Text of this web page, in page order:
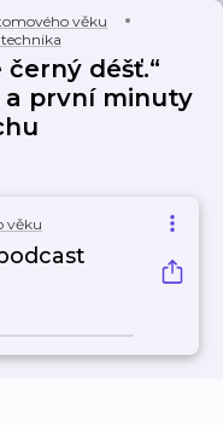
věku
černý déšť.“
a první minuty
věku